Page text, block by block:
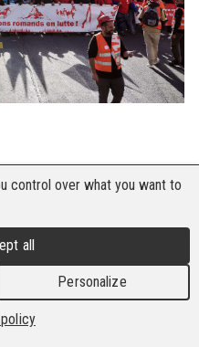
Internationale (BHI)
mit den mehr als
die am 4.
Städten Genf und
sind. Ihre
sich immer mehr auf
control over what you want to
all
Personalize